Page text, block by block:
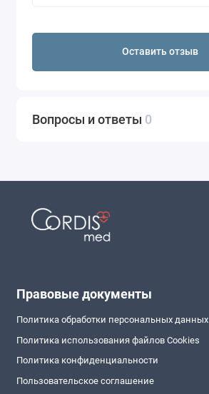
Оставить отзыв
Вопросы и ответы 0
Правовые документы
Политика обработки персональных данных
Политика использования файлов Cookies
Политика конфиденциальности
Пользовательское соглашение